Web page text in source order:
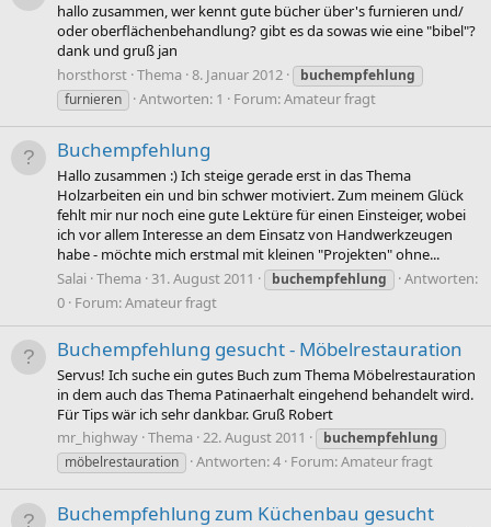
hallo zusammen, wer kennt gute bücher über's furnieren und/
oder oberflächenbehandlung? gibt es da sowas wie eine "bibel"?
dank und gruß jan
horsthorst Thema 8. Januar 2012
buchempfehlung
furnieren
Antworten: 1 Forum:Amateur fragt
Buchempfehlung
Hallo zusammen :) Ich steige gerade erst in das Thema
Holzarbeiten ein und bin schwer motiviert. Zum meinem Glück
fehlt mir nur noch eine gute Lektüre für einen Einsteiger, wobei
ich vor allem Interesse an dem Einsatz von Handwerkzeugen
habe - möchte mich erstmal mit kleinen "Projekten" ohne...
Salai Thema 31. August 2011 buchempfehlung
Antworten:
0 Forum:Amateur fragt
Buchempfehlung gesucht - Möbelrestauration
Servus! Ich suche ein gutes Buch zum Thema Möbelrestauration
in dem auch das Thema Patinaerhalt eingehend behandelt wird.
Für Tips wär ich sehr dankbar. Gruß Robert
mr_highway Thema 22. August 2011
buchempfehlung
möbelrestauration
Antworten: 4 Forum:Amateur fragt
Buchempfehlung zum Küchenbau gesucht